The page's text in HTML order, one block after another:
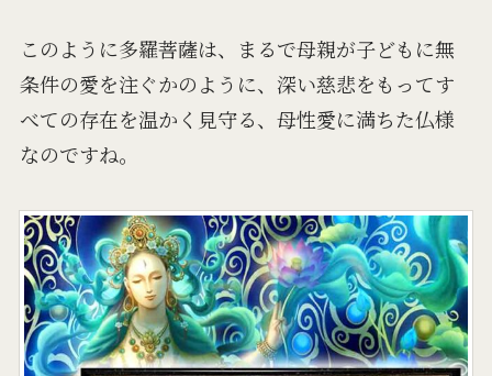
このように多羅菩薩は、まるで母親が子どもに無
条件の愛を注ぐかのように、深い慈悲をもってす
べての存在を温かく見守る、母性愛に満ちた仏様
なのですね。